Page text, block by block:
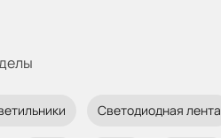
Светодиодная лента